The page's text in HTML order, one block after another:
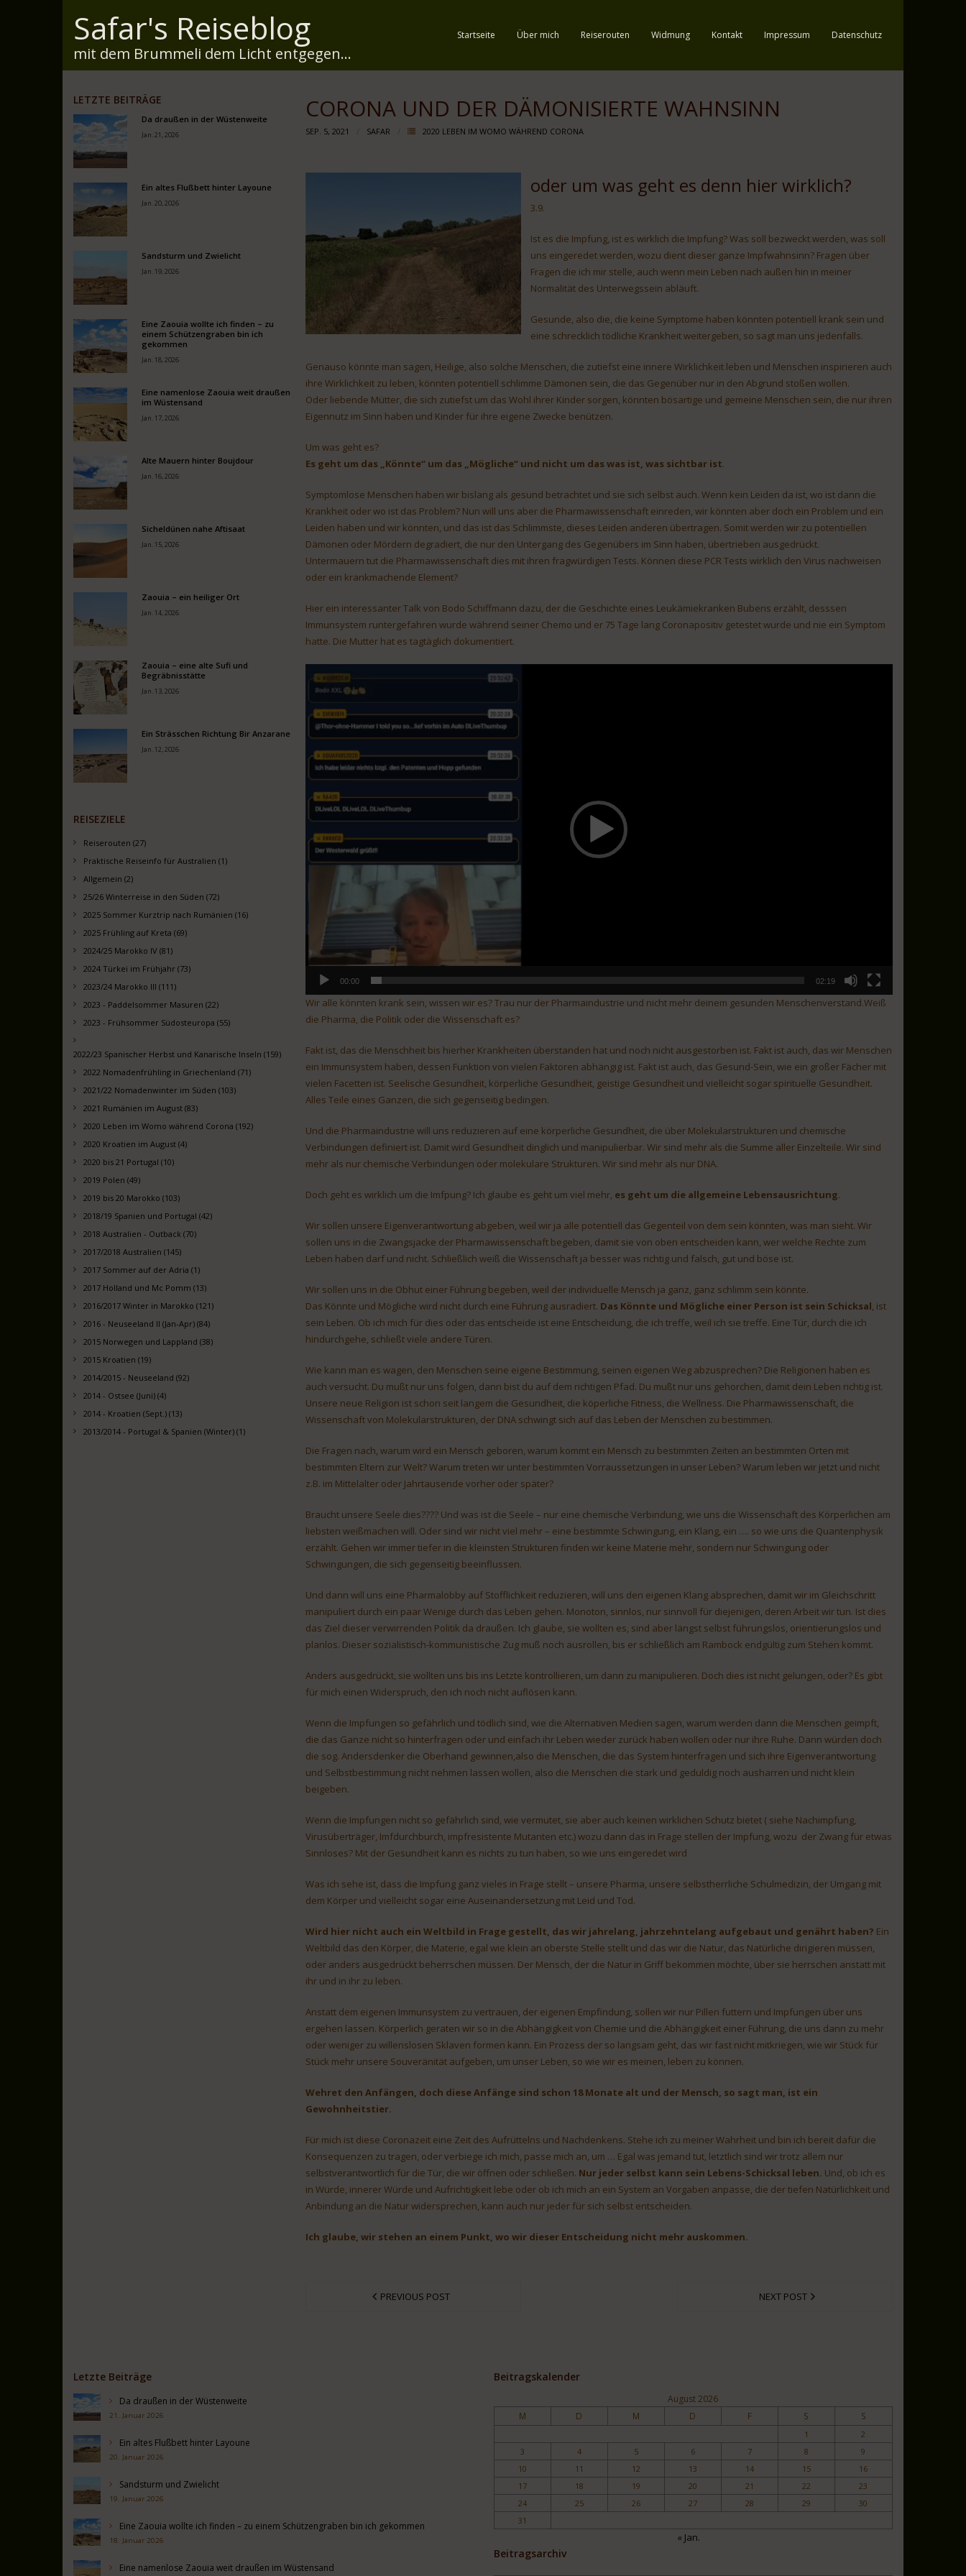
Safar's Reiseblog
mit dem Brummeli dem Licht entgegen...
Startseite Über mich Reiserouten Widmung Kontakt Impressum Datenschutz
CORONA UND DER DÄMONISIERTE WAHNSINN
SEP. 5, 2021 SAFAR 2020 LEBEN IM WOMO WÄHREND CORONA
oder um was geht es denn hier wirklich?
3.9.
Ist es die Impfung, ist es wirklich die Impfung? Was soll bezweckt werden, was soll
uns eingeredet werden, wozu dient dieser ganze Impfwahnsinn? Fragen über
Fragen die ich mir stelle, auch wenn mein Leben nach außen hin in meiner
Normalität des Unterwegssein abläuft.
Gesunde, also die, die keine Symptome haben könnten potentiell krank sein und
eine schrecklich tödliche Krankheit weitergeben, so sagt man uns jedenfalls.
Genauso könnte man sagen, Heilige, also solche Menschen, die zutiefst eine innere Wirklichkeit leben und Menschen inspirieren auch
ihre Wirklichkeit zu leben, könnten potentiell schlimme Dämonen sein, die das Gegenüber nur in den Abgrund stoßen wollen.
Oder liebende Mütter, die sich zutiefst um das Wohl ihrer Kinder sorgen, könnten bösartige und gemeine Menschen sein, die nur ihren
Eigennutz im Sinn haben und Kinder für ihre eigene Zwecke benützen.
Um was geht es?
Es geht um das „Könnte“ um das „Mögliche“ und nicht um das was ist, was sichtbar ist.
Symptomlose Menschen haben wir bislang als gesund betrachtet und sie sich selbst auch. Wenn kein Leiden da ist, wo ist dann die
Krankheit oder wo ist das Problem? Nun will uns aber die Pharmawissenschaft einreden, wir könnten aber doch ein Problem und ein
Leiden haben und wir könnten, und das ist das Schlimmste, dieses Leiden anderen übertragen. Somit werden wir zu potentiellen
Dämonen oder Mördern degradiert, die nur den Untergang des Gegenübers im Sinn haben, übertrieben ausgedrückt.
Untermauern tut die Pharmawissenschaft dies mit ihren fragwürdigen Tests. Können diese PCR Tests wirklich den Virus nachweisen
oder ein krankmachende Element?
Hier ein interessanter Talk von Bodo Schiffmann dazu, der die Geschichte eines Leukämiekranken Bubens erzählt, desssen
Immunsystem runtergefahren wurde während seiner Chemo und er 75 Tage lang Coronapositiv getestet wurde und nie ein Symptom
hatte. Die Mutter hat es tagtäglich dokumentiert.
Video-
Player
00:00 02:19
Wir alle könnten krank sein, wissen wir es? Trau nur der Pharmaindustrie und nicht mehr deinem gesunden Menschenverstand.Weiß
die Pharma, die Politik oder die Wissenschaft es?
Fakt ist, das die Menschheit bis hierher Krankheiten überstanden hat und noch nicht ausgestorben ist. Fakt ist auch, das wir Menschen
ein Immunsystem haben, dessen Funktion von vielen Faktoren abhängig ist. Fakt ist auch, das Gesund-Sein, wie ein großer Fächer mit
vielen Facetten ist. Seelische Gesundheit, körperliche Gesundheit, geistige Gesundheit und vielleicht sogar spirituelle Gesundheit.
Alles Teile eines Ganzen, die sich gegenseitig bedingen.
Und die Pharmaindustrie will uns reduzieren auf eine körperliche Gesundheit, die über Molekularstrukturen und chemische
Verbindungen definiert ist. Damit wird Gesundheit dinglich und manipulierbar. Wir sind mehr als die Summe aller Einzelteile. Wir sind
mehr als nur chemische Verbindungen oder molekulare Strukturen. Wir sind mehr als nur DNA.
Doch geht es wirklich um die Imfpung? Ich glaube es geht um viel mehr, es geht um die allgemeine Lebensausrichtung.
Wir sollen unsere Eigenverantwortung abgeben, weil wir ja alle potentiell das Gegenteil von dem sein könnten, was man sieht. Wir
sollen uns in die Zwangsjacke der Pharmawissenschaft begeben, damit sie von oben entscheiden kann, wer welche Rechte zum
Leben haben darf und nicht. Schließlich weiß die Wissenschaft ja besser was richtig und falsch, gut und böse ist.
Wir sollen uns in die Obhut einer Führung begeben, weil der individuelle Mensch ja ganz, ganz schlimm sein könnte.
Das Könnte und Mögliche wird nicht durch eine Führung ausradiert. Das Könnte und Mögliche einer Person ist sein Schicksal, ist
sein Leben. Ob ich mich für dies oder das entscheide ist eine Entscheidung, die ich treffe, weil ich sie treffe. Eine Tür, durch die ich
hindurchgehe, schließt viele andere Türen.
Wie kann man es wagen, den Menschen seine eigene Bestimmung, seinen eigenen Weg abzusprechen? Die Religionen haben es
auch versucht. Du mußt nur uns folgen, dann bist du auf dem richtigen Pfad. Du mußt nur uns gehorchen, damit dein Leben richtig ist.
Unsere neue Religion ist schon seit langem die Gesundheit, die köperliche Fitness, die Wellness. Die Pharmawissenschaft, die
Wissenschaft von Molekularstrukturen, der DNA schwingt sich auf das Leben der Menschen zu bestimmen.
Die Fragen nach, warum wird ein Mensch geboren, warum kommt ein Mensch zu bestimmten Zeiten an bestimmten Orten mit
bestimmten Eltern zur Welt? Warum treten wir unter bestimmten Vorraussetzungen in unser Leben? Warum leben wir jetzt und nicht
z.B. im Mittelalter oder Jahrtausende vorher oder später?
Braucht unsere Seele dies???? Und was ist die Seele – nur eine chemische Verbindung, wie uns die Wissenschaft des Körperlichen am
liebsten weißmachen will. Oder sind wir nicht viel mehr – eine bestimmte Schwingung, ein Klang, ein …. so wie uns die Quantenphysik
erzählt. Gehen wir immer tiefer in die kleinsten Strukturen finden wir keine Materie mehr, sondern nur Schwingung oder
Schwingungen, die sich gegenseitig beeinflussen.
Und dann will uns eine Pharmalobby auf Stofflichkeit reduzieren, will uns den eigenen Klang absprechen, damit wir im Gleichschritt
manipuliert durch ein paar Wenige durch das Leben gehen. Monoton, sinnlos, nur sinnvoll für diejenigen, deren Arbeit wir tun. Ist dies
das Ziel dieser verwirrenden Politik da draußen. Ich glaube, sie wollten es, sind aber längst selbst führungslos, orientierungslos und
planlos. Dieser sozialistisch-kommunistische Zug muß noch ausrollen, bis er schließlich am Rambock endgültig zum Stehen kommt.
Anders ausgedrückt, sie wollten uns bis ins Letzte kontrollieren, um dann zu manipulieren. Doch dies ist nicht gelungen, oder? Es gibt
für mich einen Widerspruch, den ich noch nicht auflösen kann.
Wenn die Impfungen so gefährlich und tödlich sind, wie die Alternativen Medien sagen, warum werden dann die Menschen geimpft,
die das Ganze nicht so hinterfragen oder und einfach ihr Leben wieder zurück haben wollen oder nur ihre Ruhe. Dann würden doch
die sog. Andersdenker die Oberhand gewinnen,also die Menschen, die das System hinterfragen und sich ihre Eigenverantwortung
und Selbstbestimmung nicht nehmen lassen wollen, also die Menschen die stark und geduldig noch ausharren und nicht klein
beigeben.
Wenn die Impfungen nicht so gefährlich sind, wie vermutet, sie aber auch keinen wirklichen Schutz bietet ( siehe Nachimpfung,
Virusüberträger, Imfdurchburch, impfresistente Mutanten etc.) wozu dann das in Frage stellen der Impfung, wozu der Zwang für etwas
Sinnloses? Mit der Gesundheit kann es nichts zu tun haben, so wie uns eingeredet wird
Was ich sehe ist, dass die Impfung ganz vieles in Frage stellt – unsere Pharma, unsere selbstherrliche Schulmedizin, der Umgang mit
dem Körper und vielleicht sogar eine Auseinandersetzung mit Leid und Tod.
Wird hier nicht auch ein Weltbild in Frage gestellt, das wir jahrelang, jahrzehntelang aufgebaut und genährt haben? Ein
Weltbild das den Körper, die Materie, egal wie klein an oberste Stelle stellt und das wir die Natur, das Natürliche dirigieren müssen,
oder anders ausgedrückt beherrschen müssen. Der Mensch, der die Natur in Griff bekommen möchte, über sie herrschen anstatt mit
ihr und in ihr zu leben.
Anstatt dem eigenen Immunsystem zu vertrauen, der eigenen Empfindung, sollen wir nur Pillen futtern und Impfungen über uns
ergehen lassen. Körperlich geraten wir so in die Abhängigkeit von Chemie und die Abhängigkeit einer Führung, die uns dann zu mehr
oder weniger zu willenslosen Sklaven formen kann. Ein Prozess der so langsam geht, das wir fast nicht mitkriegen, wie wir Stück für
Stück mehr unsere Souveränität aufgeben, um unser Leben, so wie wir es meinen, leben zu können.
Wehret den Anfängen, doch diese Anfänge sind schon 18 Monate alt und der Mensch, so sagt man, ist ein
Gewohnheitstier.
Für mich ist diese Coronazeit eine Zeit des Aufrüttelns und Nachdenkens. Stehe ich zu meiner Wahrheit und bin ich bereit dafür die
Konsequenzen zu tragen, oder verbiege ich mich, passe mich an, um … Egal was jemand tut, letztlich sind wir trotz allem nur
selbstverantwortlich für die Tür, die wir öffnen oder schließen. Nur jeder selbst kann sein Lebens-Schicksal leben. Und, ob ich es
in Würde, innerer Würde und Aufrichtigkeit lebe oder ob ich mich an ein System an Vorgaben anpasse, die der tiefen Natürlichkeit und
Anbindung an die Natur widersprechen, kann auch nur jeder für sich selbst entscheiden.
Ich glaube, wir stehen an einem Punkt, wo wir dieser Entscheidung nicht mehr auskommen.
PREVIOUS POST NEXT POST
LETZTE BEITRÄGE
Da draußen in der Wüstenweite
Jan. 21, 2026
Ein altes Flußbett hinter Layoune
Jan. 20, 2026
Sandsturm und Zwielicht
Jan. 19, 2026
Eine Zaouia wollte ich finden – zu
einem Schützengraben bin ich
gekommen
Jan. 18, 2026
Eine namenlose Zaouia weit draußen
im Wüstensand
Jan. 17, 2026
Alte Mauern hinter Boujdour
Jan. 16, 2026
Sicheldünen nahe Aftisaat
Jan. 15, 2026
Zaouia – ein heiliger Ort
Jan. 14, 2026
Zaouia – eine alte Sufi und
Begräbnisstätte
Jan. 13, 2026
Ein Strässchen Richtung Bir Anzarane
Jan. 12, 2026
REISEZIELE
Reiserouten (27)
Praktische Reiseinfo für Australien (1)
Allgemein (2)
25/26 Winterreise in den Süden (72)
2025 Sommer Kurztrip nach Rumänien (16)
2025 Frühling auf Kreta (69)
2024/25 Marokko IV (81)
2024 Türkei im Frühjahr (73)
2023/24 Marokko III (111)
2023 - Paddelsommer Masuren (22)
2023 - Frühsommer Südosteuropa (55)
2022/23 Spanischer Herbst und Kanarische Inseln (159)
2022 Nomadenfrühling in Griechenland (71)
2021/22 Nomadenwinter im Süden (103)
2021 Rumänien im August (83)
2020 Leben im Womo während Corona (192)
2020 Kroatien im August (4)
2020 bis 21 Portugal (10)
2019 Polen (49)
2019 bis 20 Marokko (103)
2018/19 Spanien und Portugal (42)
2018 Australien - Outback (70)
2017/2018 Australien (145)
2017 Sommer auf der Adria (1)
2017 Holland und Mc Pomm (13)
2016/2017 Winter in Marokko (121)
2016 - Neuseeland II (Jan-Apr) (84)
2015 Norwegen und Lappland (38)
2015 Kroatien (19)
2014/2015 - Neuseeland (92)
2014 - Ostsee (Juni) (4)
2014 - Kroatien (Sept.) (13)
2013/2014 - Portugal & Spanien (Winter) (1)
Letzte Beiträge
Da draußen in der Wüstenweite
21. Januar 2026
Ein altes Flußbett hinter Layoune
20. Januar 2026
Sandsturm und Zwielicht
19. Januar 2026
Eine Zaouia wollte ich finden – zu einem Schützengraben bin ich gekommen
18. Januar 2026
Eine namenlose Zaouia weit draußen im Wüstensand
Beitragskalender
August 2026
M D M D F S S
1
2
3
4 5 6 7 8
9
10
11 12 13 14 15
16
17
18 19 20 21 22
23
24
25 26 27 28 29
30
31
« Jan.
Beitragsarchiv